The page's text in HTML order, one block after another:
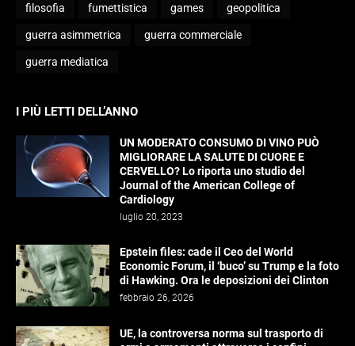
filosofia fumettistica games geopolitica
guerra asimmetrica guerra commerciale
guerra mediatica
I PIÙ LETTI DELL’ANNO
UN MODERATO CONSUMO DI VINO PUÒ
MIGLIORARE LA SALUTE DI CUORE E
CERVELLO? Lo riporta uno studio del
Journal of the American College of
Cardiology
luglio 20, 2023
Epstein files: cade il Ceo del World
Economic Forum, il ‘buco’ su Trump e la foto
di Hawking. Ora le deposizioni dei Clinton
febbraio 26, 2026
UE, la controversa norma sul trasporto di